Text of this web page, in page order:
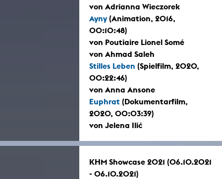
von Adrianna Wieczorek
Ayny(Animation, 2016,
00:10:48)
von Poutiaire Lionel Somé
von Ahmad Saleh
Stilles Leben (Spielfilm, 2020,
00:22:46)
von Anna Ansone
Euphrat (Dokumentarfilm,
2020, 00:03:39)
von Jelena Ilić
KHM Showcase 2021 (06.10.2021
- 06.10.2021)